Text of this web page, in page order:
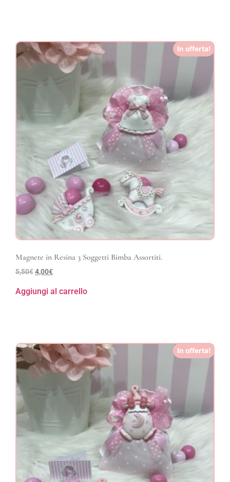
In offerta!
Magnete in Resina 3 Soggetti Bimba Assortiti.
5,50€4,00€
Aggiungi al carrello
In offerta!